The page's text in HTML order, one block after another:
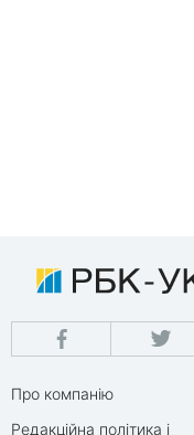
Про компанію
Редакційна політика і